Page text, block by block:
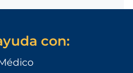
con: